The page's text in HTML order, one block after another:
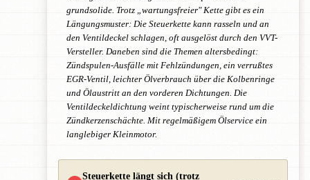
grundsolide. Trotz „wartungsfreier" Kette gibt es ein
Längungsmuster: Die Steuerkette kann rasseln und an
den Ventildeckel schlagen, oft ausgelöst durch den VVT-
Versteller. Daneben sind die Themen altersbedingt:
Zündspulen-Ausfälle mit Fehlzündungen, ein verrußtes
EGR-Ventil, leichter Ölverbrauch über die Kolbenringe
und Ölaustritt an den vorderen Dichtungen. Die
Ventildeckeldichtung weint typischerweise rund um die
Zündkerzenschächte. Mit regelmäßigem Ölservice ein
langlebiger Kleinmotor.
Steuerkette längt sich (trotz